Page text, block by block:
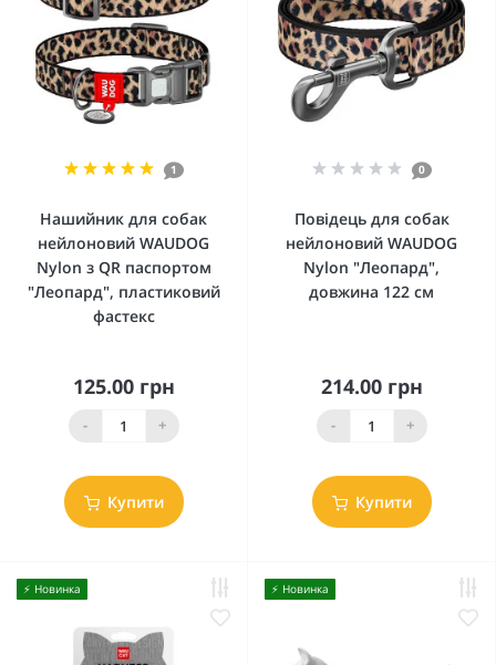
1
Нашийник для собак
нейлоновий WAUDOG
Nylon з QR паспортом
"Леопард", пластиковий
фастекс
125.00 грн
- +
Купити
0
Повідець для собак
нейлоновий WAUDOG
Nylon "Леопард",
довжина 122 см
214.00 грн
- +
Купити
⚡️ Новинка ⚡️ Новинка